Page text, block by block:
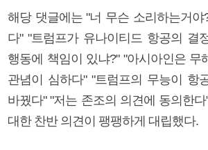
해당 댓글에는 "너 무슨 소리하는거야
다" "트럼프가 유나이티드 항공의 결
행동에 책임이 있냐?" "아시아인은 무
관념이 심하다" "트럼프의 무능이 항
바꿨다" "저는 존조의 의견에 동의한
대한 찬반 의견이 팽팽하게 대립했다.